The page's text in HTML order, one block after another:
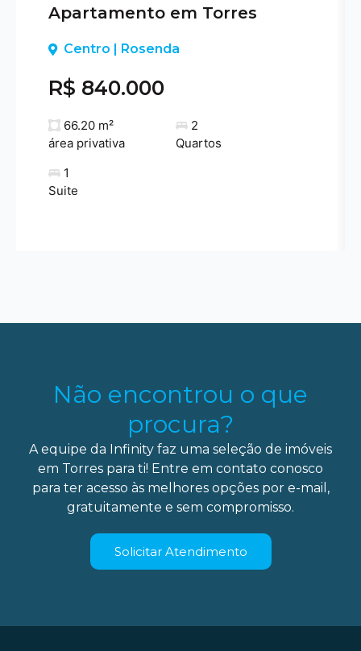
Previous
Apartamento em Torres
Centro | Rosenda
R$ 840.000
66.20 m²
área privativa
2
Quartos
1
Suite
Não encontrou o que
procura?
A equipe da Infinity faz uma seleção de imóveis
em Torres para ti! Entre em contato conosco
para ter acesso às melhores opções por e-mail,
gratuitamente e sem compromisso.
Solicitar Atendimento